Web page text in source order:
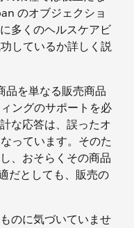
のオブジェクショ
多くのヘルスケアビ
しているか詳しく説
品を単なる販売商品
ングのサポートを必
な応答は、誤ったオ
っています。そのた
、おそらくその商品
だとしても、販売の
のに気づいていませ